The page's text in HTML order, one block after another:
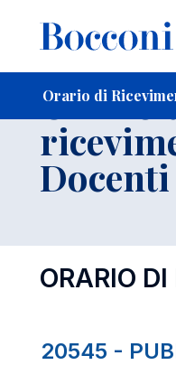
Orario di
-
Orario
Docenti
ORARIO
20545 -